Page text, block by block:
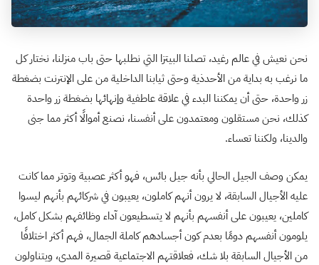
نحن نعيش في عالم رغيد، تصلنا البيتزا التي نطلبها حتى باب منزلنا، نختار كل
ما نرغب به بداية من الأحدذية وحتى ثيابنا الداخلية من على الإنترنت بضغطة
زر واحدة، حتى أن يمكننا البدء في علاقة عاطفية وإنهائها بضغطة زر واحدة
كذلك، نحن مستقلون ومعتمدون على أنفسنا، نصنع أموالًا أكثر مما جنى
والدينا، ولكننا تعساء.
يمكن وصف الجيل الحالي بأنه جيل بائس، فهو أكثر عصبية وتوتر مما كانت
عليه الأجيال السابقة، لا يرون أنهم كاملون، يعيبون في شركائهم بأنهم ليسوا
كاملين، يعيبون على أنفسهم بأنهم لا يتسطيعون آداء وظائفهم بشكل كامل،
يلومون أنفسهم دومًا بعدم كون أجسادهم كاملة الجمال، فهم أكثر اختلافًا
من الأجيال السابقة بلا شك، فعلاقتهم الاجتماعية قصيرة المدى، ويتناولون